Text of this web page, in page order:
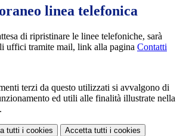
linea telefonica
di ripristinare le linee telefoniche, sarà
uffici tramite mail, link alla pagina Contatti
terzi da questo utilizzati si avvalgono di
ed utili alle finalità illustrate nella
.
tutti i cookies Accetta tutti i cookies